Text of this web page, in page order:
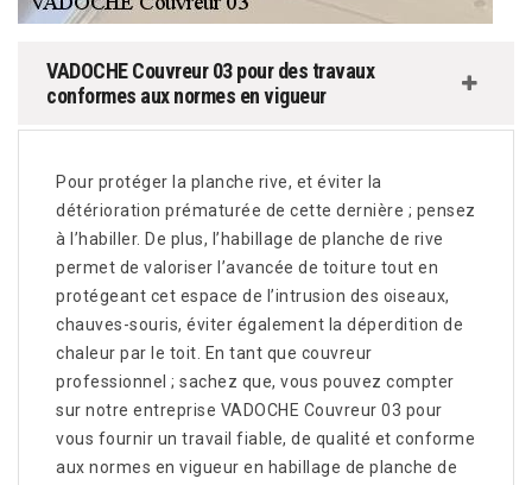
VADOCHE Couvreur 03 pour des travaux
conformes aux normes en vigueur
Pour protéger la planche rive, et éviter la
détérioration prématurée de cette dernière ; pensez
à l’habiller. De plus, l’habillage de planche de rive
permet de valoriser l’avancée de toiture tout en
protégeant cet espace de l’intrusion des oiseaux,
chauves-souris, éviter également la déperdition de
chaleur par le toit. En tant que couvreur
professionnel ; sachez que, vous pouvez compter
sur notre entreprise VADOCHE Couvreur 03 pour
vous fournir un travail fiable, de qualité et conforme
aux normes en vigueur en habillage de planche de